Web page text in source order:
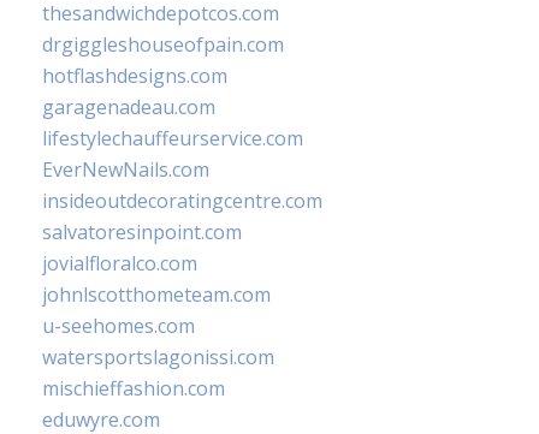
thesandwichdepotcos.com
drgiggleshouseofpain.com
hotflashdesigns.com
garagenadeau.com
lifestylechauffeurservice.com
EverNewNails.com
insideoutdecoratingcentre.com
salvatoresinpoint.com
jovialfloralco.com
johnlscotthometeam.com
u-seehomes.com
watersportslagonissi.com
mischieffashion.com
eduwyre.com